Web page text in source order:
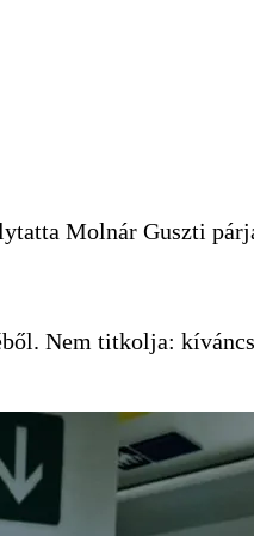
Molnár Guszti
Nem titkolja: